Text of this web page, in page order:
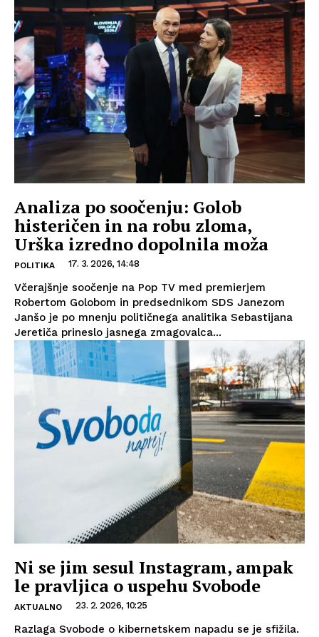
Analiza po soočenju: Golob
histeričen in na robu zloma,
Urška izredno dopolnila moža
POLITIKA 17. 3. 2026, 14:48
Včerajšnje soočenje na Pop TV med premierjem
Robertom Golobom in predsednikom SDS Janezom
Janšo je po mnenju političnega analitika Sebastijana
Jeretiča prineslo jasnega zmagovalca...
Ni se jim sesul Instagram, ampak
le pravljica o uspehu Svobode
AKTUALNO 23. 2. 2026, 10:25
Razlaga Svobode o kibernetskem napadu se je sfižila.